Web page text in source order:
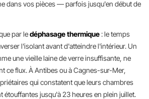
dans vos pièces — parfois jusqu'en début de
par ledéphasage thermique: le temps
l'isolant avant d'atteindre l'intérieur. Un
une vieille laine de verre insuffisante, ne
ce flux. À Antibes ou à Cagnes-sur-Mer,
qui constatent que leurs chambres
étouffantes jusqu'à 23 heures en plein juillet.